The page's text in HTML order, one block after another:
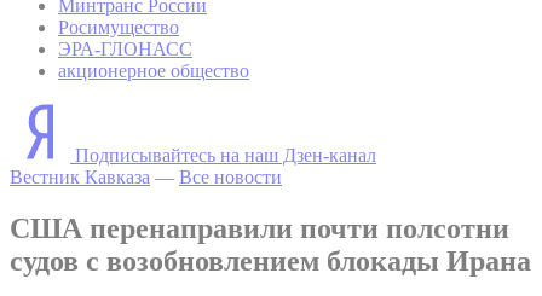
Минтранс России
Росимущество
ЭРА-ГЛОНАСС
акционерное общество
Подписывайтесь на наш Дзен-канал
Вестник Кавказа — Все новости
США перенаправили почти полсотни
судов с возобновлением блокады Ирана